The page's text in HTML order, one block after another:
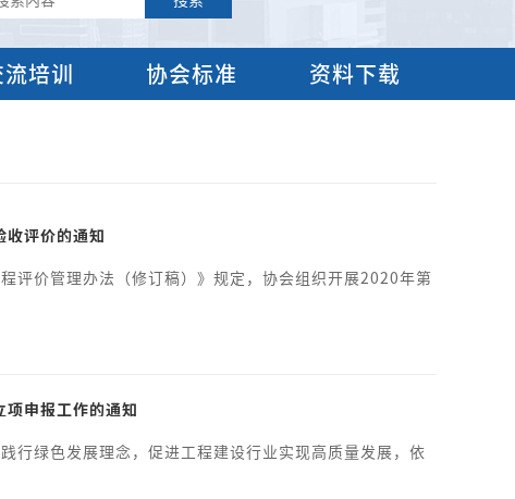
培训 协会标准 资料下载
评价的通知
评价管理办法（修订稿）》规定，协会组织开展2020年第
申报工作的通知
行绿色发展理念，促进工程建设行业实现高质量发展，依